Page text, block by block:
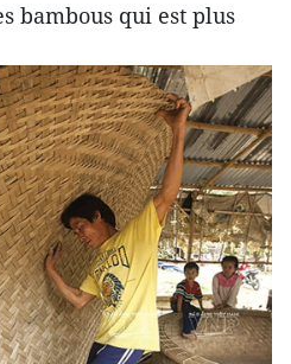
bambous qui est plus